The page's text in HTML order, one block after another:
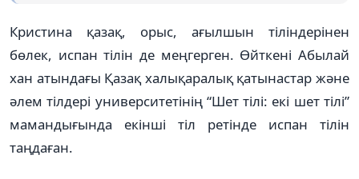
Кристина қазақ, орыс, ағылшын тіліндерінен
бөлек, испан тілін де меңгерген. Өйткені Абылай
хан атындағы Қазақ халықаралық қатынастар және
әлем тілдері университетінің “Шет тілі: екі шет тілі”
мамандығында екінші тіл ретінде испан тілін
таңдаған.